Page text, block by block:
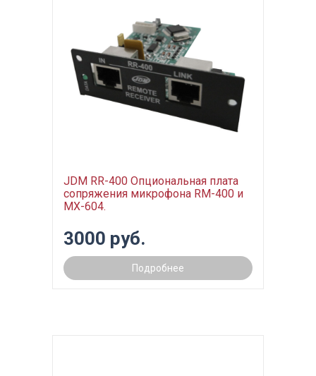
JDM RR-400 Опциональная плата
сопряжения микрофона RM-400 и
MX-604.
3000 руб.
Подробнее